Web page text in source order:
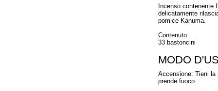
Incenso contenente
delicatamente
pomice Kanuma.
Contenuto
33 bastoncini
MODO
Accensione: Tieni la
prende fuoco.